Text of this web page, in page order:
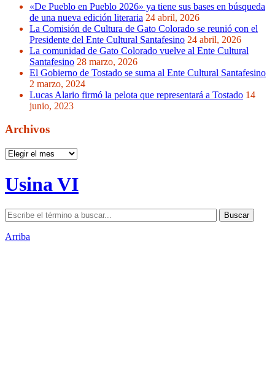
«De Pueblo en Pueblo 2026» ya tiene sus bases en búsqueda
de una nueva edición literaria 24 abril, 2026
La Comisión de Cultura de Gato Colorado se reunió con el
Presidente del Ente Cultural Santafesino 24 abril, 2026
La comunidad de Gato Colorado vuelve al Ente Cultural
Santafesino 28 marzo, 2026
El Gobierno de Tostado se suma al Ente Cultural Santafesino
2 marzo, 2024
Lucas Alario firmó la pelota que representará a Tostado 14
junio, 2023
Archivos
Archivos
Usina VI
Arriba